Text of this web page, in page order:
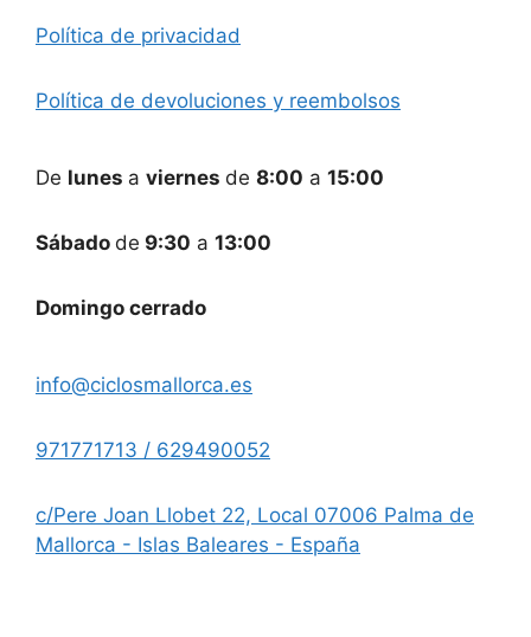
Política de privacidad
Política de devoluciones y reembolsos
De lunes a viernes de 8:00 a 15:00
Sábado de 9:30 a 13:00
Domingo cerrado
info@ciclosmallorca.es
971771713 / 629490052
c/Pere Joan Llobet 22, Local 07006 Palma de
Mallorca - Islas Baleares - España